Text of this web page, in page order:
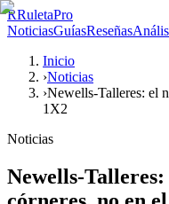
RRuletaPro
NoticiasGuíasReseñas
Inicio
›Noticias
›Newells-Talleres: el
1X2
Noticias
Newells-Talleres: